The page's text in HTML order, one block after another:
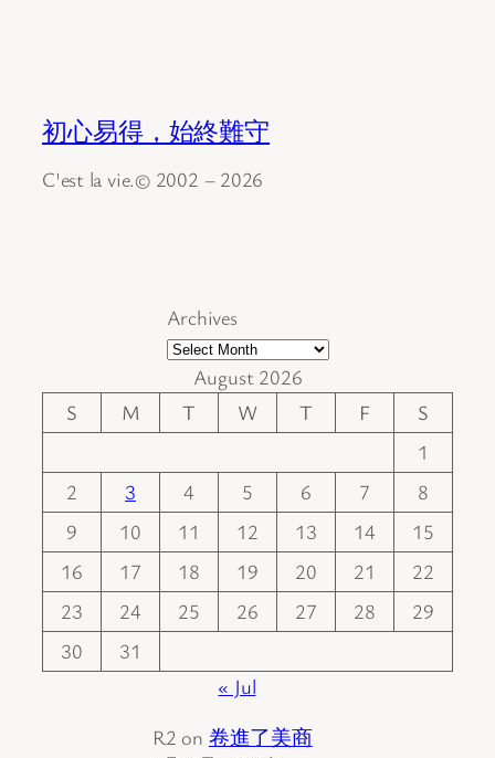
初心易得，始終難守
C'est la vie.© 2002 – 2026
Archives
August 2026
S
M T W T F
S
1
2
3 4 5 6 7
8
9
10 11 12 13 14
15
16
17 18 19 20 21
22
23
24 25 26 27 28
29
30
31
« Jul
R2 on 卷進了美商